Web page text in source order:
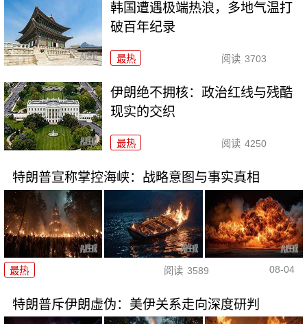
韩国遭遇极端热浪，多地气温打
破百年纪录
最热 阅读 3703
伊朗绝不拥核：政治红线与残酷
现实的交织
最热 阅读 4250
特朗普宣称掌控海峡：战略意图与事实真相
最热 阅读 3589 08-04
特朗普斥伊朗虚伪：美伊关系走向深度研判